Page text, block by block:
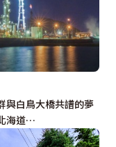
與白鳥大橋共譜的夢
海道…